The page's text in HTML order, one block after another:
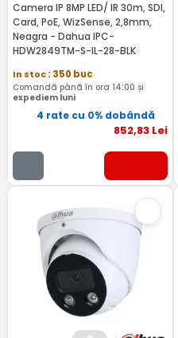
Camera IP 8MP LED/ IR 30m, SDI,
Card, PoE, WizSense, 2,8mm,
Neagra - Dahua IPC-
HDW2849TM-S-IL-28-BLK
In stoc: 350 buc
Comandă până în ora 14:00 și
expediem luni
4 rate cu 0% dobândă
852,83Lei